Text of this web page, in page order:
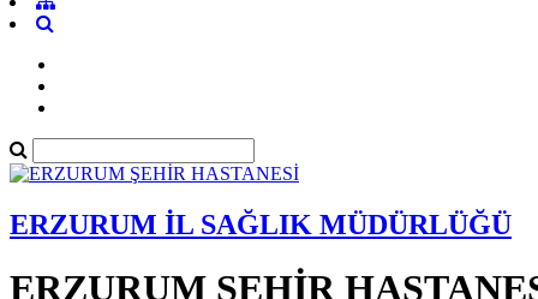
ERZURUM İL SAĞLIK MÜDÜRLÜĞÜ
ERZURUM ŞEHİR